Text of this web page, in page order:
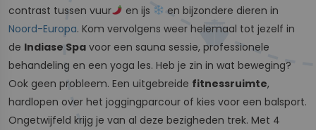
contrast tussen vuur
en ijs
en bijzondere dieren in
Noord-Europa. Kom vervolgens weer helemaal tot jezelf in
de Indiase Spa voor een sauna sessie, professionele
behandeling en een yoga les. Heb je zin in wat beweging?
Ook geen probleem. Een uitgebreide fitnessruimte,
hardlopen over het joggingparcour of kies voor een balsport.
Ongetwijfeld krijg je van al deze bezigheden trek. Met 4